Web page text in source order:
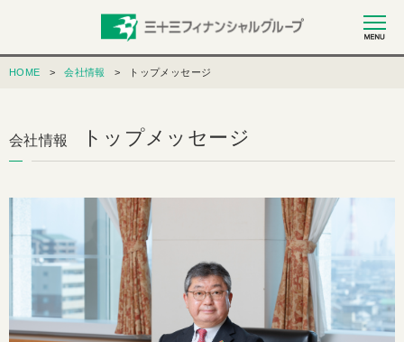
HOME 会社情報 トップメッセージ
会社情報 トップメッセージ